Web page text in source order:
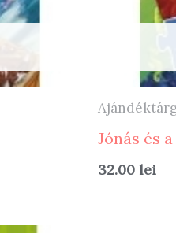
Jónás és
32.00 lei